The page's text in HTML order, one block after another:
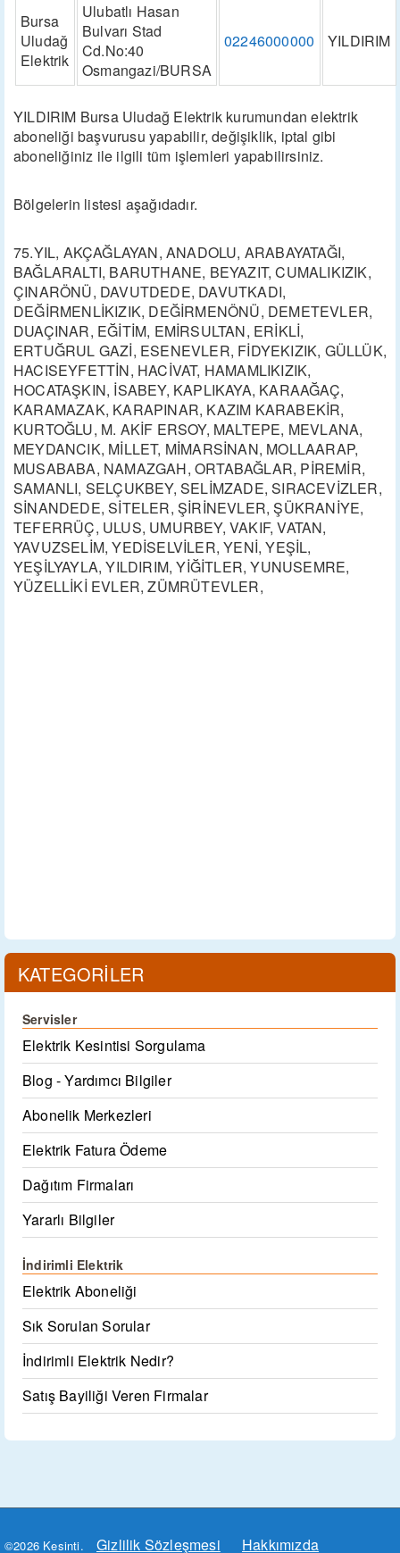
Bursa
Uludağ
Elektrik
Ulubatlı Hasan
Bulvarı Stad
Cd.No:40
Osmangazi/BURSA
02246000000 YILDIRIM
YILDIRIM Bursa Uludağ Elektrik kurumundan elektrik
aboneliği başvurusu yapabilir, değişiklik, iptal gibi
aboneliğiniz ile ilgili tüm işlemleri yapabilirsiniz.
Bölgelerin listesi aşağıdadır.
75.YIL, AKÇAĞLAYAN, ANADOLU, ARABAYATAĞI,
BAĞLARALTI, BARUTHANE, BEYAZIT, CUMALIKIZIK,
ÇINARÖNÜ, DAVUTDEDE, DAVUTKADI,
DEĞİRMENLİKIZIK, DEĞİRMENÖNÜ, DEMETEVLER,
DUAÇINAR, EĞİTİM, EMİRSULTAN, ERİKLİ,
ERTUĞRUL GAZİ, ESENEVLER, FİDYEKIZIK, GÜLLÜK,
HACISEYFETTİN, HACİVAT, HAMAMLIKIZIK,
HOCATAŞKIN, İSABEY, KAPLIKAYA, KARAAĞAÇ,
KARAMAZAK, KARAPINAR, KAZIM KARABEKİR,
KURTOĞLU, M. AKİF ERSOY, MALTEPE, MEVLANA,
MEYDANCIK, MİLLET, MİMARSİNAN, MOLLAARAP,
MUSABABA, NAMAZGAH, ORTABAĞLAR, PİREMİR,
SAMANLI, SELÇUKBEY, SELİMZADE, SIRACEVİZLER,
SİNANDEDE, SİTELER, ŞİRİNEVLER, ŞÜKRANİYE,
TEFERRÜÇ, ULUS, UMURBEY, VAKIF, VATAN,
YAVUZSELİM, YEDİSELVİLER, YENİ, YEŞİL,
YEŞİLYAYLA, YILDIRIM, YİĞİTLER, YUNUSEMRE,
YÜZELLİKİ EVLER, ZÜMRÜTEVLER,
KATEGORİLER
Servisler
Elektrik Kesintisi Sorgulama
Blog - Yardımcı Bilgiler
Abonelik Merkezleri
Elektrik Fatura Ödeme
Dağıtım Firmaları
Yararlı Bilgiler
İndirimli Elektrik
Elektrik Aboneliği
Sık Sorulan Sorular
İndirimli Elektrik Nedir?
Satış Bayiliği Veren Firmalar
©2026 Kesinti. Gizlilik Sözleşmesi Hakkımızda